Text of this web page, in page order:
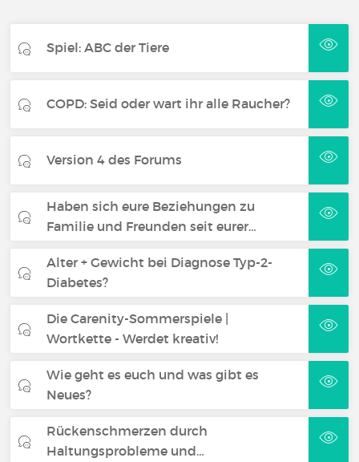
Spiel: ABC der Tiere
COPD: Seid oder wart ihr alle Raucher?
Version 4 des Forums
Haben sich eure Beziehungen zu
Familie und Freunden seit eurer…
Alter + Gewicht bei Diagnose Typ-2-
Diabetes?
Die Carenity-Sommerspiele |
Wortkette - Werdet kreativ!
Wie geht es euch und was gibt es
Neues?
Rückenschmerzen durch
Haltungsprobleme und…